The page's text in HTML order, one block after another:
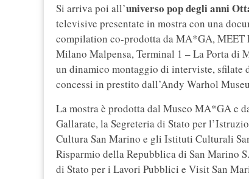
Si arriva poi all’universo pop degli anni
televisive presentate in mostra con una
compilation co-prodotta da MA*GA, MEET
Milano Malpensa, Terminal 1 – La Porta di
un dinamico montaggio di interviste,
concessi in prestito dall’Andy Warhol
La mostra è prodotta dal Museo MA*GA e
Gallarate, la Segreteria di Stato per
Cultura San Marino e gli Istituti Culturali
Risparmio della Repubblica di San Marino
di Stato per i Lavori Pubblici e Visit San